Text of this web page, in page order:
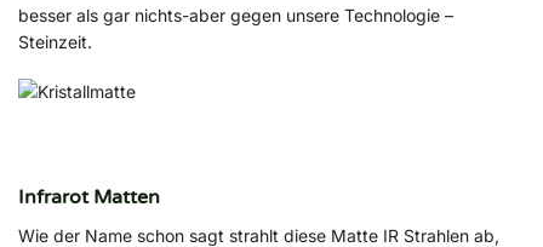
besser als gar nichts-aber gegen unsere Technologie –
Steinzeit.
Infrarot Matten
Wie der Name schon sagt strahlt diese Matte IR Strahlen ab,